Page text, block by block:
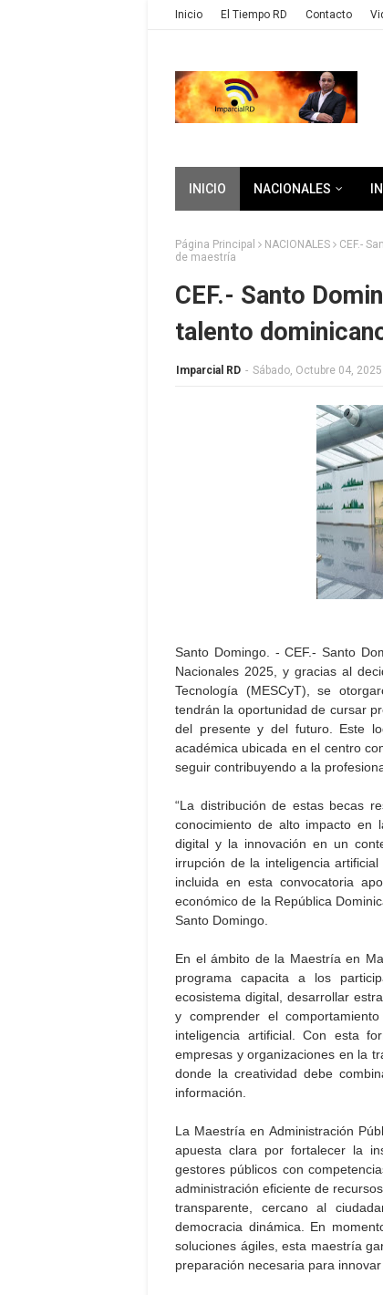
Inicio El Tiempo RD Contacto
INICIO NACIONALES
Página Principal NACIONALES
CEF.-
de maestría
CEF.- Santo
talento
Imparcial RD - Sábado, Octubre 04, 2025
Santo Domingo. - CEF.- Santo
Nacionales 2025, y gracias al
Tecnología (MESCyT), se
tendrán la oportunidad de cursar
del presente y del futuro. Este
académica ubicada en el centro
seguir contribuyendo a la
“La distribución de estas becas
conocimiento de alto impacto en
digital y la innovación en un
irrupción de la inteligencia
incluida en esta convocatoria
económico de la República
Santo Domingo.
En el ámbito de la Maestría en
programa capacita a los
ecosistema digital, desarrollar
y comprender el
inteligencia artificial. Con esta
empresas y organizaciones en la
donde la creatividad debe
información.
La Maestría en Administración
apuesta clara por fortalecer la
gestores públicos con
administración eficiente de
transparente, cercano al
democracia dinámica. En
soluciones ágiles, esta maestría
preparación necesaria para